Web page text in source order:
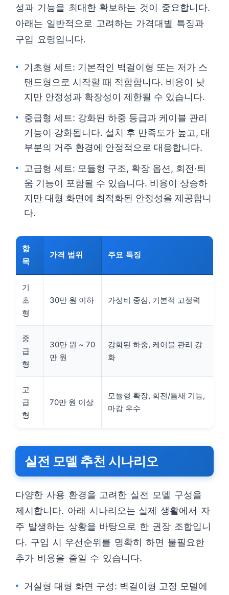
성과 기능을 최대한 확보하는 것이 중요합니다.
아래는 일반적으로 고려하는 가격대별 특징과
구입 요령입니다.
기초형 세트: 기본적인 벽걸이형 또는 저가 스
탠드형으로 시작할 때 적합합니다. 비용이 낮
지만 안정성과 확장성이 제한될 수 있습니다.
중급형 세트: 강화된 하중 등급과 케이블 관리
기능이 강화됩니다. 설치 후 만족도가 높고, 대
부분의 거주 환경에 안정적으로 대응합니다.
고급형 세트: 모듈형 구조, 확장 옵션, 회전·틔
움 기능이 포함될 수 있습니다. 비용이 상승하
지만 대형 화면에 최적화된 안정성을 제공합니
다.
항
목
가격 범위 주요 특징
기
초
형
30만 원 이하 가성비 중심, 기본적 고정력
중
급
형
30만 원 ~ 70
만 원
강화된 하중, 케이블 관리 강
화
고
급
형
70만 원 이상
모듈형 확장, 회전/틈새 기능,
마감 우수
실전 모델 추천 시나리오
다양한 사용 환경을 고려한 실전 모델 구성을
제시합니다. 아래 시나리오는 실제 생활에서 자
주 발생하는 상황을 바탕으로 한 권장 조합입니
다. 구입 시 우선순위를 명확히 하면 불필요한
추가 비용을 줄일 수 있습니다.
거실형 대형 화면 구성: 벽걸이형 고정 모델에